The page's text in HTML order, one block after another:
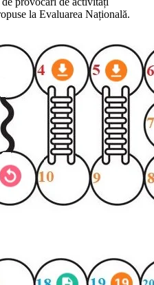
la Evaluarea Națională.